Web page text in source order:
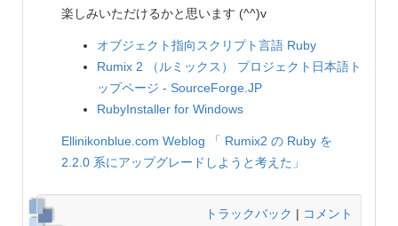
楽しみいただけるかと思います (^^)v
オブジェクト指向スクリプト言語 Ruby
Rumix 2 （ルミックス） プロジェクト日本語ト
ップページ - SourceForge.JP
RubyInstaller for Windows
Ellinikonblue.com Weblog
「 Rumix2 の Ruby を
2.2.0 系にアップグレードしようと考えた」
トラックバック | コメント